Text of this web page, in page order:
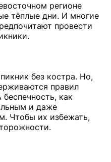
регионе
тёплые дни. И многие
провести
без костра. Но,
правил
как
и даже
Чтобы их избежать,